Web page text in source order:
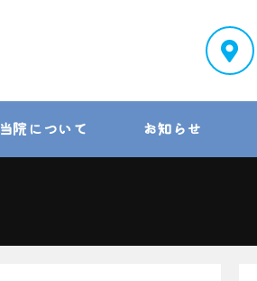
当院について お知らせ